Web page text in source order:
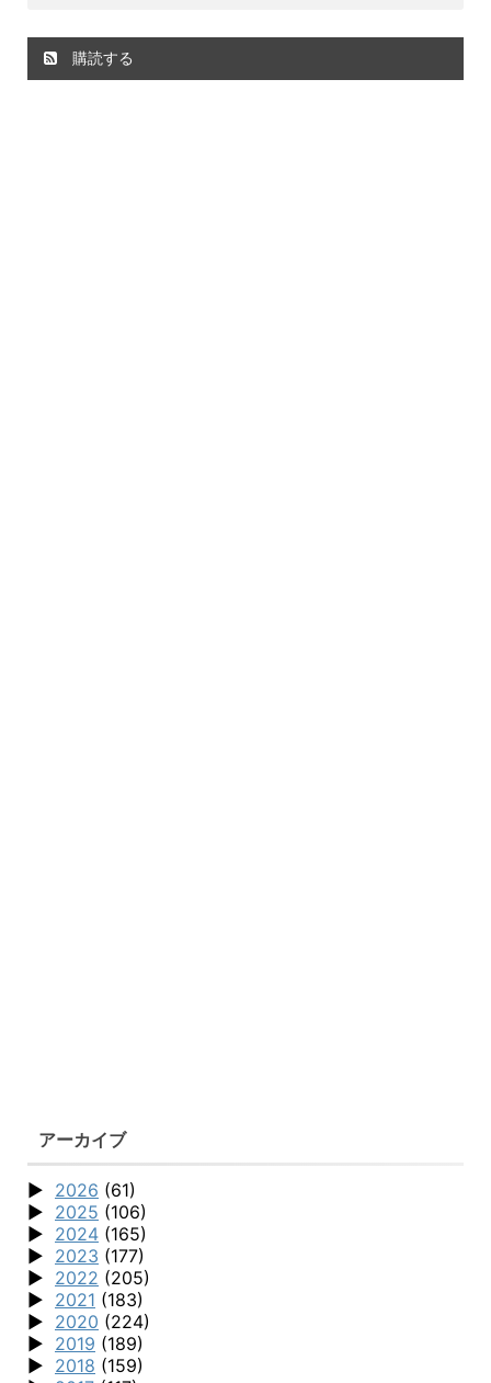
購読する
アーカイブ
2026 (61)
2025 (106)
2024 (165)
2023 (177)
2022 (205)
2021 (183)
2020 (224)
2019 (189)
2018 (159)